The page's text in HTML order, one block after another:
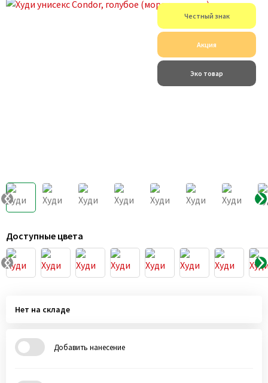
Честный знак
Акция
Эко товар
Доступные цвета
Нет на складе
Добавить нанесение